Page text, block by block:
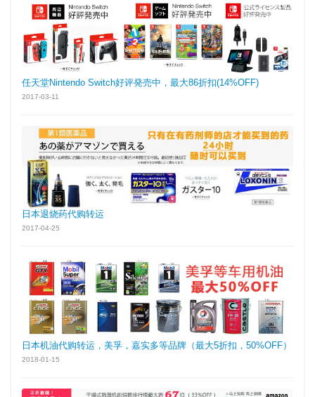
任天堂Nintendo Switch好评発売中，最大86折扣(14%OFF)
2017-03-11
日本退烧药代购转运
2017-04-25
日本机油代购转运，美孚，嘉实多等品牌（最大5折扣，50%OFF）
2018-01-15